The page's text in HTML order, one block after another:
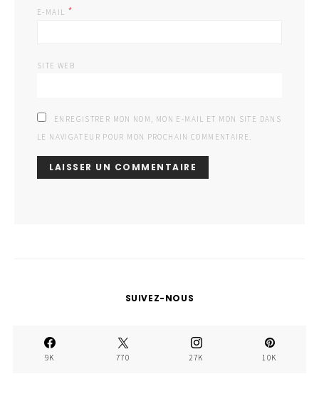
E-MAIL *
SITE WEB
ENREGISTRER MON NOM, MON E-MAIL ET MON SITE DANS
LE NAVIGATEUR POUR MON PROCHAIN COMMENTAIRE.
SUIVEZ-NOUS
9K 770 27K 10K